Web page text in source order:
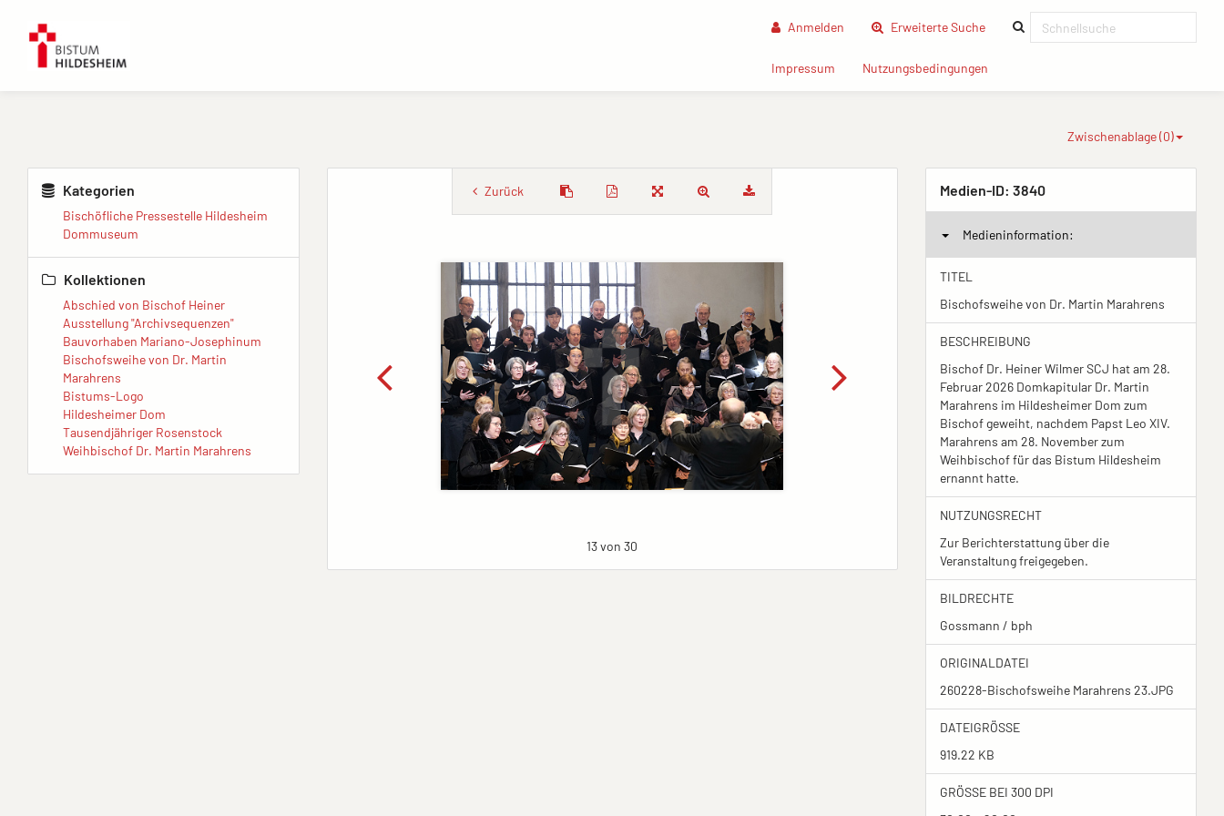
Anmelden Erweiterte Suche(current)
Impressum (current)Nutzungsbedingungen
Zwischenablage (0)
Kategorien
Bischöfliche Pressestelle Hildesheim
Dommuseum
Kollektionen
Abschied von Bischof Heiner
Ausstellung "Archivsequenzen"
Bauvorhaben Mariano-Josephinum
Bischofsweihe von Dr. Martin
Marahrens
Bistums-Logo
Hildesheimer Dom
Tausendjähriger Rosenstock
Weihbischof Dr. Martin Marahrens
Zurück
13 von 30
Medien-ID: 3840
Medieninformation:
TITEL
Bischofsweihe von Dr. Martin Marahrens
BESCHREIBUNG
Bischof Dr. Heiner Wilmer SCJ hat am 28.
Februar 2026 Domkapitular Dr. Martin
Marahrens im Hildesheimer Dom zum
Bischof geweiht, nachdem Papst Leo XIV.
Marahrens am 28. November zum
Weihbischof für das Bistum Hildesheim
ernannt hatte.
NUTZUNGSRECHT
Zur Berichterstattung über die
Veranstaltung freigegeben.
BILDRECHTE
Gossmann / bph
ORIGINALDATEI
260228-Bischofsweihe Marahrens 23.JPG
DATEIGRÖSSE
919.22 KB
GRÖSSE BEI 300 DPI